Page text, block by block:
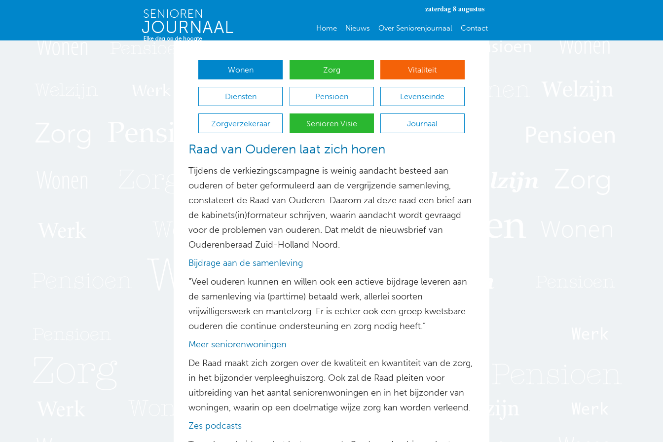
zaterdag 8 augustus
Home Nieuws Over Seniorenjournaal Contact
Wonen Zorg Vitaliteit
Diensten Pensioen Levenseinde
Zorgverzekeraar Senioren Visie Journaal
Raad van Ouderen laat zich horen
Tijdens de verkiezingscampagne is weinig aandacht besteed aan
ouderen of beter geformuleerd aan de vergrijzende samenleving,
constateert de Raad van Ouderen. Daarom zal deze raad een brief aan
de kabinets(in)formateur schrijven, waarin aandacht wordt gevraagd
voor de problemen van ouderen. Dat meldt de nieuwsbrief van
Ouderenberaad Zuid-Holland Noord.
Bijdrage aan de samenleving
“Veel ouderen kunnen en willen ook een actieve bijdrage leveren aan
de samenleving via (parttime) betaald werk, allerlei soorten
vrijwilligerswerk en mantelzorg. Er is echter ook een groep kwetsbare
ouderen die continue ondersteuning en zorg nodig heeft.”
Meer seniorenwoningen
De Raad maakt zich zorgen over de kwaliteit en kwantiteit van de zorg,
in het bijzonder verpleeghuiszorg. Ook zal de Raad pleiten voor
uitbreiding van het aantal seniorenwoningen en in het bijzonder van
woningen, waarin op een doelmatige wijze zorg kan worden verleend.
Zes podcasts